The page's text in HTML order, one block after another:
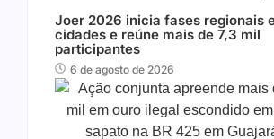
Joer 2026 inicia fases regionais
cidades e reúne mais de 7,3 mil
participantes
6 de agosto de 2026